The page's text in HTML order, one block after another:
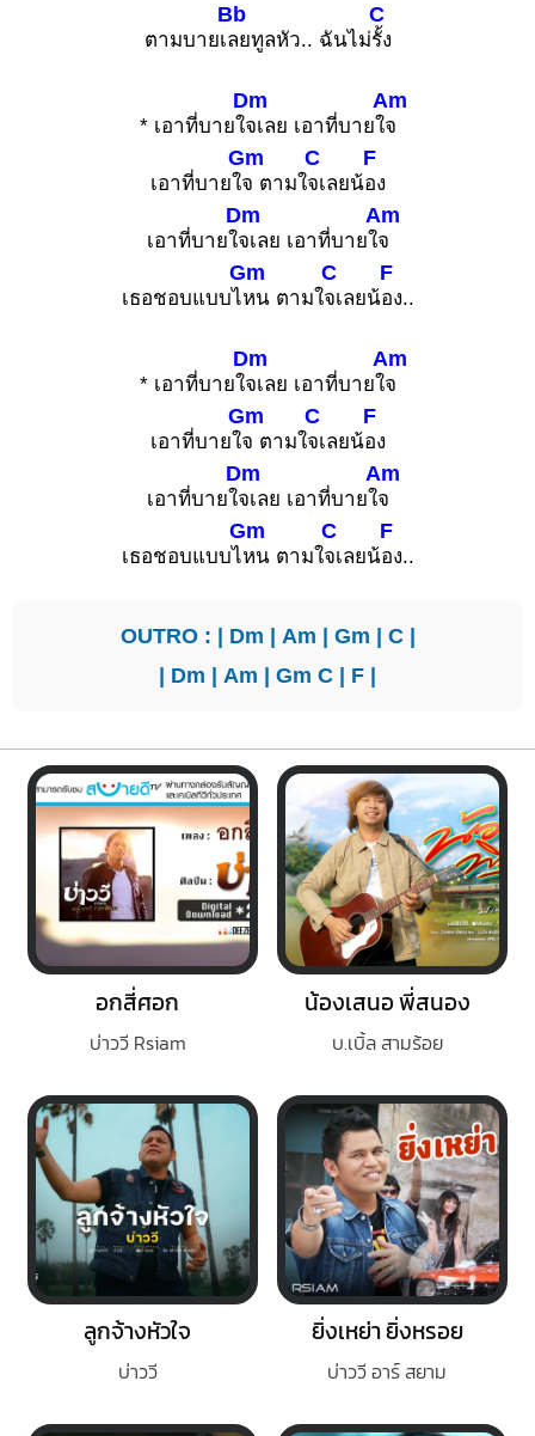
ตามบายเ
Bb
ลยทูลหัว.. ฉันไม่
C
รั้ง
* เอาที่บายใ
Dm
จเลย เอาที่บายใ
Am
จ
เอาที่บายใ
Gm
จ ตามใ
C
จเลยน้
F
อง
เอาที่บายใ
Dm
จเลย เอาที่บายใ
Am
จ
เธอชอบแบบไ
Gm
หน ตามใ
C
จเลยน้
F
อง..
* เอาที่บายใ
Dm
จเลย เอาที่บายใ
Am
จ
เอาที่บายใ
Gm
จ ตามใ
C
จเลยน้
F
อง
เอาที่บายใ
Dm
จเลย เอาที่บายใ
Am
จ
เธอชอบแบบไ
Gm
หน ตามใ
C
จเลยน้
F
อง..
OUTRO : | Dm | Am | Gm | C|
| Dm | Am | Gm C | F |
อกสี่ศอก
บ่าววี Rsiam
น้องเสนอ พี่สนอง
บ.เบิ้ล สามร้อย
ลูกจ้างหัวใจ
บ่าววี
ยิ่งเหย่า ยิ่งหรอย
บ่าววี อาร์ สยาม